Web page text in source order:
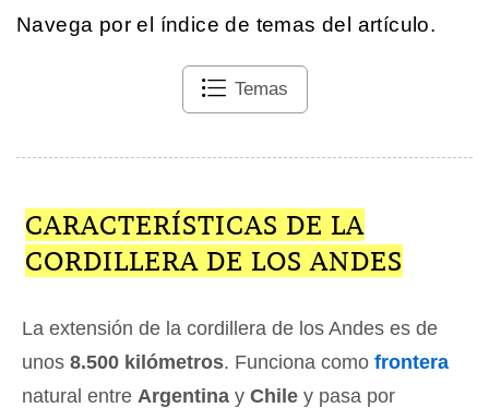
Navega por el índice de temas del artículo.
Temas
CARACTERÍSTICAS DE LA
CORDILLERA DE LOS ANDES
La extensión de la cordillera de los Andes es de
unos 8.500 kilómetros. Funciona como frontera
natural entre Argentina y Chile y pasa por